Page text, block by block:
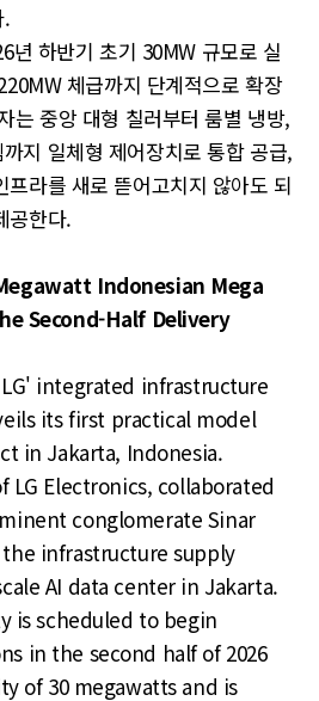
.
년 하반기 초기 30MW 규모로 실
체급까지 단계적으로 확장
는 중앙 대형 칠러부터 룸별 냉방,
지 일체형 제어장치로 통합 공급,
라를 새로 뜯어고치지 않아도 되
공한다.
Indonesian Mega
Second-Half Delivery
LG' integrated infrastructure
its first practical model
in Jakarta, Indonesia.
LG Electronics, collaborated
conglomerate Sinar
the infrastructure supply
AI data center in Jakarta.
is scheduled to begin
in the second half of 2026
of 30 megawatts and is